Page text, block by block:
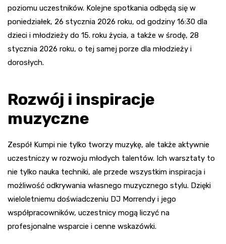
poziomu uczestników. Kolejne spotkania odbędą się w
poniedziałek, 26 stycznia 2026 roku, od godziny 16:30 dla
dzieci i młodzieży do 15. roku życia, a także w środę, 28
stycznia 2026 roku, o tej samej porze dla młodzieży i
dorosłych.
Rozwój i inspiracje
muzyczne
Zespół Kumpi nie tylko tworzy muzykę, ale także aktywnie
uczestniczy w rozwoju młodych talentów. Ich warsztaty to
nie tylko nauka techniki, ale przede wszystkim inspiracja i
możliwość odkrywania własnego muzycznego stylu. Dzięki
wieloletniemu doświadczeniu DJ Morrendy i jego
współpracowników, uczestnicy mogą liczyć na
profesjonalne wsparcie i cenne wskazówki.